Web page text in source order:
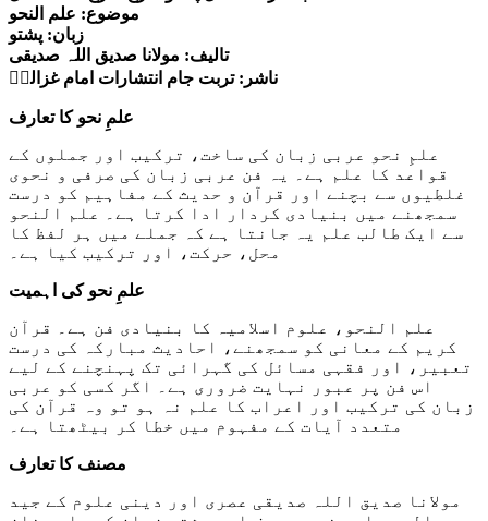
موضوع: علم النحو
زبان: پشتو
تالیف: مولانا صدیق اللہ صدیقی
ناشر: تربت جام انتشارات امام غزالیؒ
علمِ نحو کا تعارف
علمِ نحو عربی زبان کی ساخت، ترکیب اور جملوں کے
قواعد کا علم ہے۔ یہ فن عربی زبان کی صرفی و نحوی
غلطیوں سے بچنے اور قرآن و حدیث کے مفاہیم کو درست
سمجھنے میں بنیادی کردار ادا کرتا ہے۔ علم النحو
سے ایک طالب علم یہ جانتا ہے کہ جملے میں ہر لفظ کا
محل، حرکت، اور ترکیب کیا ہے۔
علمِ نحو کی اہمیت
علم النحو، علوم اسلامیہ کا بنیادی فن ہے۔ قرآن
کریم کے معانی کو سمجھنے، احادیث مبارکہ کی درست
تعبیر، اور فقہی مسائل کی گہرائی تک پہنچنے کے لیے
اس فن پر عبور نہایت ضروری ہے۔ اگر کسی کو عربی
زبان کی ترکیب اور اعراب کا علم نہ ہو تو وہ قرآن کی
متعدد آیات کے مفہوم میں خطا کر بیٹھتا ہے۔
مصنف کا تعارف
مولانا صدیق اللہ صدیقی عصری اور دینی علوم کے جید